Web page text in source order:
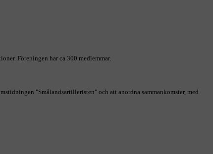
Föreningen har ca 300 medlemmar.
"Smålandsartilleristen" och att anordna sammankomster, med